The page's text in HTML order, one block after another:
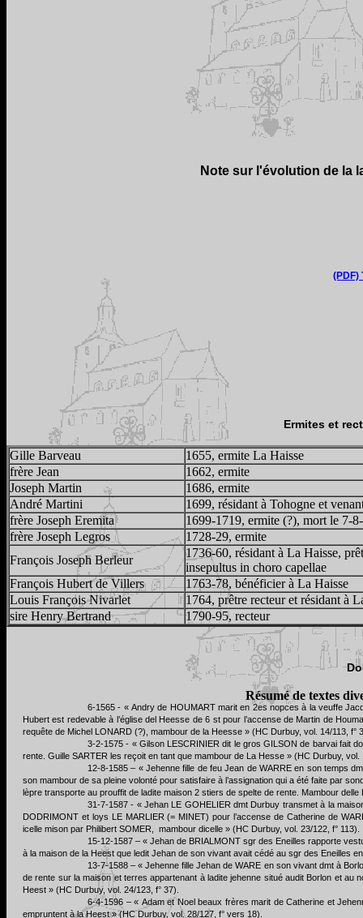
Note sur l'évolution de la
(PDF)
Ermites et
Gille Barveau
1655, ermite La Haisse
frère Jean
1662, ermite
Joseph Martin
1686, ermite
André Martini
1699, résidant à Tohogne et
frère Joseph Eremita
1699-1719, ermite (?), mort le 7-
frère Joseph Legros
1728-29, ermite
François Joseph Berleur
1736-60, résidant à La Haisse,
insepultus in choro capellae
François Hubert de Villers
1763-78, bénéficier à La Haisse
Louis François Nivarlet
1764, prêtre recteur et résidant à
sire Henry Bertrand
1790-95, recteur
Résumé de textes
6-1565 - « Andry de HOUMART marit en 2es nopces à la veuffe
Hubert est redevable à l’église del Heesse de 6 st pour l’accense de Martin de
requête de Michel LONARD (?), mambour de la Heesse » (HC Durbuy, vol. 14/113, f°
3-2-1575 - « Gilson LESCRINIER dit le gros GILSON de barvai fait
rente. Guille SARTER les reçoit en tant que mambour de La Hesse » (HC Durbuy, vol.
12-8-1585 – « Jehenne fille de feu Jean de WARRE en son temps
son mambour de sa pleine volonté pour satisfaire à l’assignation qui a été faite par
lèpre transporte au prouffit de ladite maison 2 stiers de spelte de rente. Mambour
31-7-1587 - « Jehan LE GOHELIER dmt Durbuy transmet à la
DODRIMONT et loys LE MARLIER (= MINET) pour l’accense de Catherine de
icelle mison par Philibert SOMER, mambour dicelle » (HC Durbuy, vol. 23/122, f° 113).
15-12-1587 – « Jehan de BRIALMONT sgr des Eneilles rapporte
à la maison de la Heest que ledit Jehan de son vivant avait cédé au sgr des Eneilles
13-7-1588 – « Jehenne fille Jehan de WARE en son vivant dmt à
de rente sur la maison et terres appartenant à ladite jehenne situé audit Borlon et
Heest » (HC Durbuy, vol. 24/123, f° 37).
6-4-1596 – « Adam et Noel beaux frères marit de Catherine et
empruntent à la Heest » (HC Durbuy, vol. 28/127, f° vers 18).